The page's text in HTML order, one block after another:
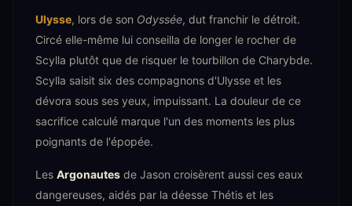
Ulysse, lors de son Odyssée, dut franchir le détroit.
Circé elle-même lui conseilla de longer le rocher de
Scylla plutôt que de risquer le tourbillon de Charybde.
Scylla saisit six des compagnons d'Ulysse et les
dévora sous ses yeux, impuissant. La douleur de ce
sacrifice calculé marque l'un des moments les plus
poignants de l'épopée.
Les Argonautes de Jason croisèrent aussi ces eaux
dangereuses, aidés par la déesse Thétis et les